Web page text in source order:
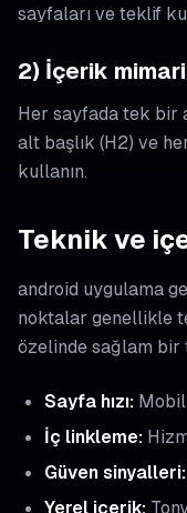
sayfaları ve teklif
2) İçerik
Her sayfada tek bir
alt başlık (H2) ve
kullanın.
Teknik ve
android uygulama
noktalar genellikle
özelinde sağlam bir
Sayfa hızı:
İç linkleme:
Güven sinyalleri:
Yerel içerik: